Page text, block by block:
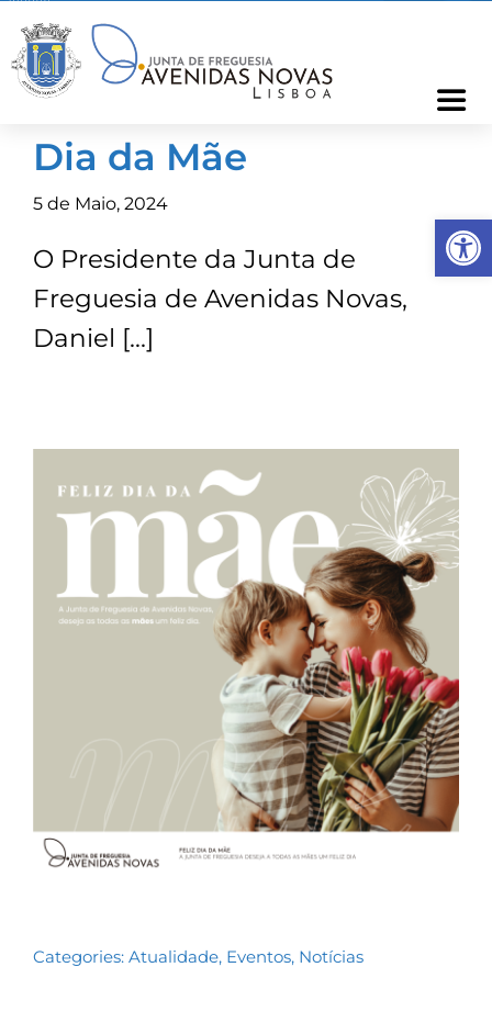
content
Freguesia
Informações
Ocorrências
Contactos
TRANSPARÊNCIA
Dia da Mãe
5 de Maio, 2024
O Presidente da Junta de
Freguesia de Avenidas Novas,
Daniel […]
Categories: Atualidade, Eventos, Notícias